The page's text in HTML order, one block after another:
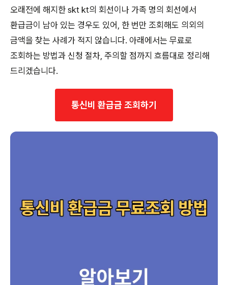
오래전에 해지한 skt kt의 회선이나 가족 명의 회선에서
환급금이 남아 있는 경우도 있어, 한 번만 조회해도 의외의
금액을 찾는 사례가 적지 않습니다. 아래에서는 무료로
조회하는 방법과 신청 절차, 주의할 점까지 흐름대로 정리해
드리겠습니다.
통신비 환급금 조회하기